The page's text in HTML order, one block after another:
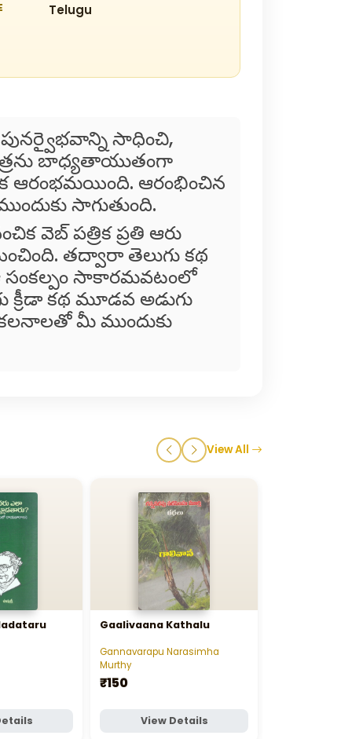
Telugu
సాధించి,
బాధ్యతాయుతంగా
ఆరంభమయింది. ఆరంభించిన
సాగుతుంది.
పత్రిక ప్రతి ఆరు
తద్వారా తెలుగు కథ
ఆ సంకల్పం సాకారమవటంలో
క్రీడా కథ మూడవ అడుగు
మీ ముందుకు
View All
Gaalivaana Kathalu
Gannavarapu Narasimha
Murthy
₹150
View Details